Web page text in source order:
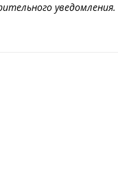
уведомления.